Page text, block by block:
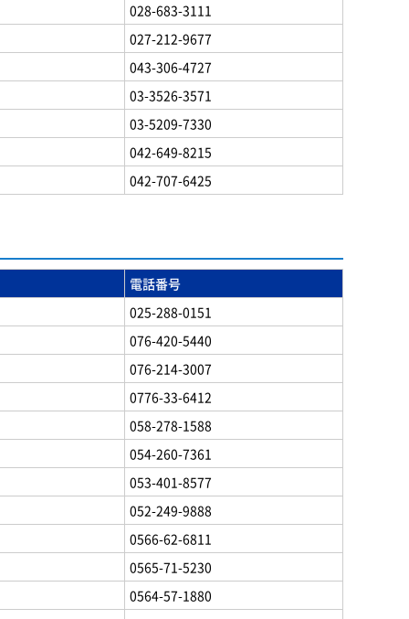
028-683-3111
027-212-9677
043-306-4727
03-3526-3571
03-5209-7330
042-649-8215
042-707-6425
電話番号
025-288-0151
076-420-5440
076-214-3007
0776-33-6412
058-278-1588
054-260-7361
053-401-8577
052-249-9888
0566-62-6811
0565-71-5230
0564-57-1880